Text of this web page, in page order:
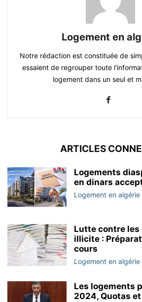
Logement en
Notre rédaction est constituée de
essaient de regrouper toute
logement dans un seul et
ARTICLES
Logements
en dinars
Logement en algérie
Lutte contre
illicite :
cours
Logement en algérie
Les logements
2024, Quotas